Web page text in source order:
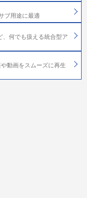
ブ用途に最適
、何でも扱える統合型ア
動画をスムーズに再生